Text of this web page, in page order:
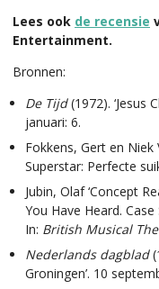
Lees ook de recensie
Entertainment.
Bronnen:
De Tijd(1972). ‘Jesus
januari: 6.
Fokkens, Gert en Niek
Superstar: Perfecte
Jubin, Olaf ‘Concept
You Have Heard. Case
In: British Musical
Nederlands dagblad
Groningen’. 10